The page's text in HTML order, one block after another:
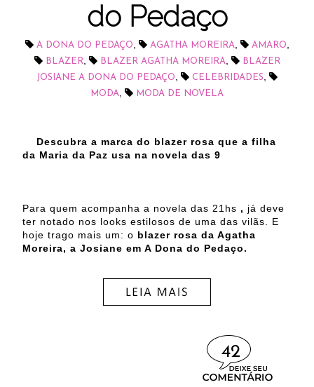
do Pedaço
A DONA DO PEDAÇO, AGATHA MOREIRA, AMARO,
BLAZER, BLAZER AGATHA MOREIRA,
BLAZER
JOSIANE A DONA DO PEDAÇO, CELEBRIDADES,
MODA, MODA DE NOVELA
Descubra a marca do blazer rosa que a filha
da Maria da Paz usa na novela das 9
Para quem acompanha a novela das 21hs , já deve
ter notado nos looks estilosos de uma das vilãs. E
hoje trago mais um: o blazer rosa da Agatha
Moreira, a Josiane em A Dona do Pedaço.
42